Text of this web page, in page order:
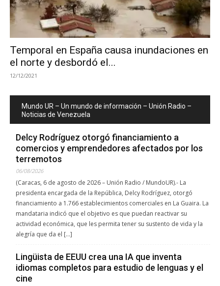
Temporal en España causa inundaciones en
el norte y desbordó el...
12/12/2021
Mundo UR – Un mundo de información – Unión Radio –
Noticias de Venezuela
Delcy Rodríguez otorgó financiamiento a
comercios y emprendedores afectados por los
terremotos
06/08/2026
(Caracas, 6 de agosto de 2026 – Unión Radio / MundoUR).- La
presidenta encargada de la República, Delcy Rodríguez, otorgó
financiamiento a 1.766 establecimientos comerciales en La Guaira. La
mandataria indicó que el objetivo es que puedan reactivar su
actividad económica, que les permita tener su sustento de vida y la
alegría que da el […]
Lingüista de EEUU crea una IA que inventa
idiomas completos para estudio de lenguas y el
cine